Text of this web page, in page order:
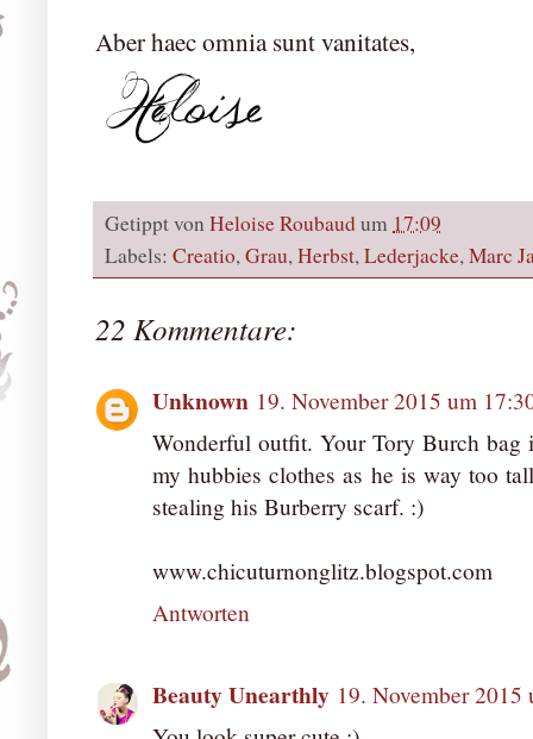
Aber haec omnia sunt vanitates,
Getippt von Heloise Roubaudum 17:09
Labels: Creatio,Grau,Herbst,Lederjacke,Marc
22 Kommentare:
Unknown 19. November 2015 um
Wonderful outfit. Your Tory Burch bag
my hubbies clothes as he is way too
stealing his Burberry scarf. :)
www.chicuturnonglitz.blogspot.com
Antworten
Beauty Unearthly 19. November 2015